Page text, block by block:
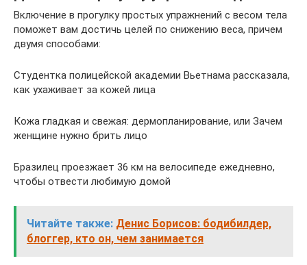
Включение в прогулку простых упражнений с весом тела
поможет вам достичь целей по снижению веса, причем
двумя способами:
Студентка полицейской академии Вьетнама рассказала,
как ухаживает за кожей лица
Кожа гладкая и свежая: дермопланирование, или Зачем
женщине нужно брить лицо
Бразилец проезжает 36 км на велосипеде ежедневно,
чтобы отвести любимую домой
Читайте также: Денис Борисов: бодибилдер,
блоггер, кто он, чем занимается